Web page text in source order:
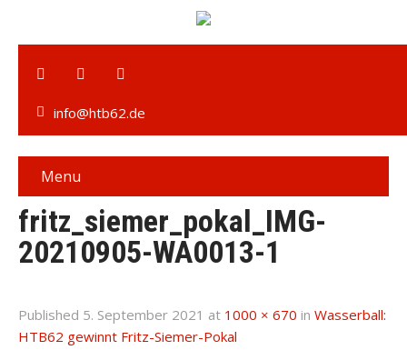
info@htb62.de
Menu
fritz_siemer_pokal_IMG-
20210905-WA0013-1
Published 5. September 2021 at 1000 × 670 in Wasserball:
HTB62 gewinnt Fritz-Siemer-Pokal